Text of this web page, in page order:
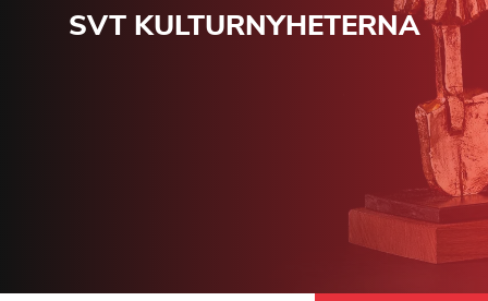
SVT KULTURNYHETERNA